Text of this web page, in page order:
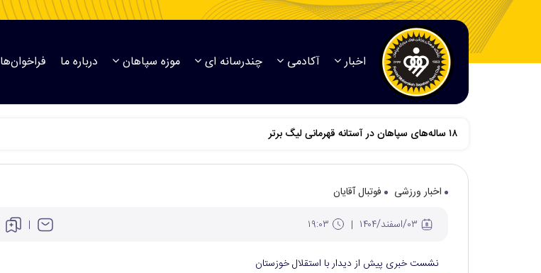
اخبار آکادمی چندرسانه ای موزه سپاهان درباره ما فراخوان‌ها
اخبار ورزشی
فوتبال آقایان
نشست خبری پیش از دیدار با استقلال خوزستان